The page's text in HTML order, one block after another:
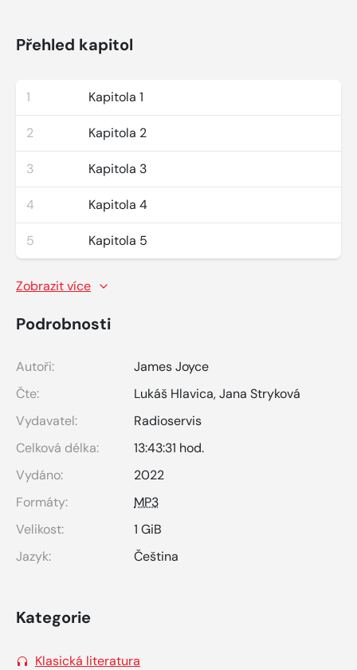
Přehled kapitol
1 Kapitola 1
2 Kapitola 2
3 Kapitola 3
4 Kapitola 4
5 Kapitola 5
Zobrazit více
Podrobnosti
Autoři:
James Joyce
Čte:
Lukáš Hlavica,Jana Stryková
Vydavatel:
Radioservis
Celková délka:
13:43:31 hod.
Vydáno:
2022
Formáty:
MP3
Velikost:
1 GiB
Jazyk:
Čeština
Kategorie
Klasická literatura